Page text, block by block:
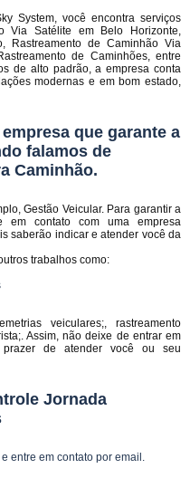
System, você encontra serviços
Via Satélite em Belo Horizonte,
Rastreamento de Caminhão Via
de Caminhões, entre
de alto padrão, a empresa conta
modernas e em bom estado,
que garante a
falamos de
Caminhão.
Gestão Veicular. Para garantir a
em contato com uma empresa
saberão indicar e atender você da
trabalhos como:
veiculares;, rastreamento
Assim, não deixe de entrar em
de atender você ou seu
Jornada
e entre em contato por email.